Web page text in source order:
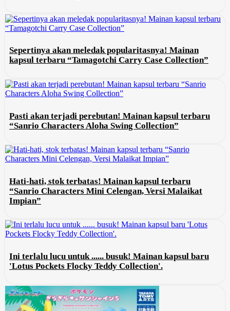
Sepertinya akan meledak popularitasnya! Mainan
kapsul terbaru “Tamagotchi Carry Case Collection”
Pasti akan terjadi perebutan! Mainan kapsul terbaru
“Sanrio Characters Aloha Swing Collection”
Hati-hati, stok terbatas! Mainan kapsul terbaru
“Sanrio Characters Mini Celengan, Versi Malaikat
Impian”
Ini terlalu lucu untuk ...... busuk! Mainan kapsul baru
'Lotus Pockets Flocky Teddy Collection'.